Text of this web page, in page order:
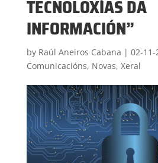
TECNOLOXÍAS DA
INFORMACIÓN”
by Raúl Aneiros Cabana | 02-11-
Comunicacións, Novas, Xeral